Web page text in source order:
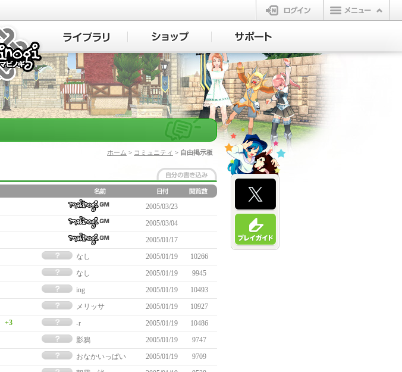
ログイン
マビノギ
ホーム > コミュニティ > 自由掲示板
2005/03/23
2005/03/04
2005/01/17
なし 2005/01/19
10266
なし 2005/01/19
9945
ing 2005/01/19
10493
メリッサ 2005/01/19
10927
+3 -r 2005/01/19
10486
影鴉 2005/01/19
9747
おなかいっぱい 2005/01/19
9709